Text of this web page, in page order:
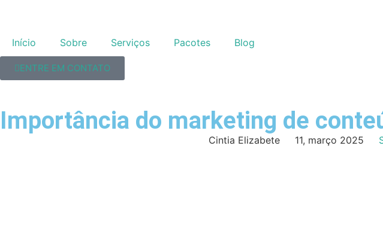
Início Sobre Serviços Pacotes Blog
ENTRE EM CONTATO
Importância do marketing de
Cintia Elizabete 11, março 2025